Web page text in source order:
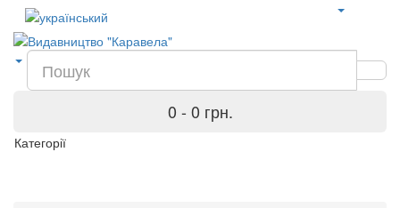
0 - 0 грн.
Категорії